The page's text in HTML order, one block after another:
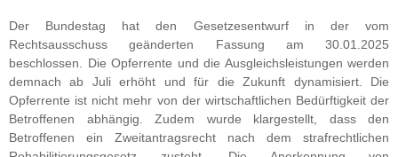
Der Bundestag hat den Gesetzesentwurf in der vom
Rechtsausschuss geänderten Fassung am 30.01.2025
beschlossen. Die Opferrente und die Ausgleichsleistungen werden
demnach ab Juli erhöht und für die Zukunft dynamisiert. Die
Opferrente ist nicht mehr von der wirtschaftlichen Bedürftigkeit der
Betroffenen abhängig. Zudem wurde klargestellt, dass den
Betroffenen ein Zweitantragsrecht nach dem strafrechtlichen